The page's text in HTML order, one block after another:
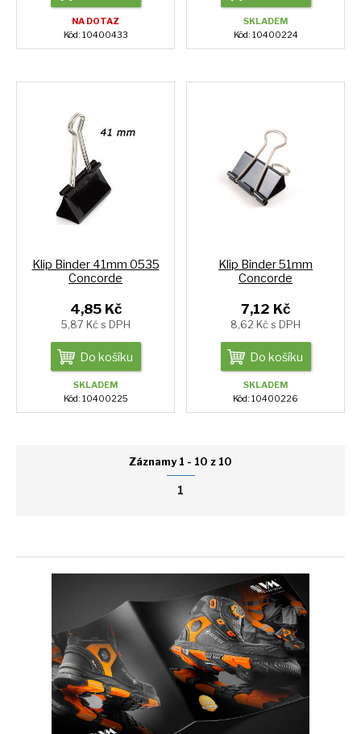
NA DOTAZ
Kód: 10400433
SKLADEM
Kód: 10400224
Klip Binder 41mm 0535
Concorde
4,85 Kč
5,87 Kč s DPH
Do košíku
SKLADEM
Kód: 10400225
Klip Binder 51mm
Concorde
7,12 Kč
8,62 Kč s DPH
Do košíku
SKLADEM
Kód: 10400226
Záznamy 1 - 10 z 10
1